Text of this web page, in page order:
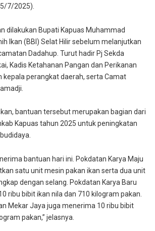
7/2025).
dilakukan Bupati Kapuas Muhammad
Ikan (BBI) Selat Hilir sebelum melanjutkan
Dadahup. Turut hadir Pj Sekda
Kadis Ketahanan Pangan dan Perikanan
kepala perangkat daerah, serta Camat
bantuan tersebut merupakan bagian dari
Kapuas tahun 2025 untuk peningkatan
bantuan hari ini. Pokdatan Karya Maju
satu unit mesin pakan ikan serta dua unit
dengan selang. Pokdatan Karya Baru
ribu bibit ikan nila dan 710 kilogram pakan.
Mekar Jaya juga menerima 10 ribu bibit
pakan,” jelasnya.